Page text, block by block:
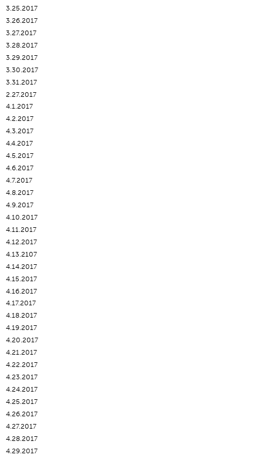
3.25.2017
3.26.2017
3.27.2017
3.28.2017
3.29.2017
3.30.2017
3.31.2017
2.27.2017
4.1.2017
4.2.2017
4.3.2017
4.4.2017
4.5.2017
4.6.2017
4.7.2017
4.8.2017
4.9.2017
4.10.2017
4.11.2017
4.12.2017
4.13.2107
4.14.2017
4.15.2017
4.16.2017
4.17.2017
4.18.2017
4.19.2017
4.20.2017
4.21.2017
4.22.2017
4.23.2017
4.24.2017
4.25.2017
4.26.2017
4.27.2017
4.28.2017
4.29.2017